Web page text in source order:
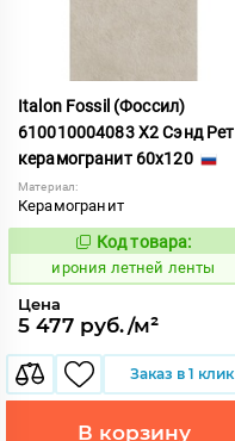
Italon Fossil (Фоссил)
610010004083 X2 Сэнд Рет
керамогранит 60x120
Материал:
Керамогранит
1099668
Код товара:
ирония летней ленты
Цена
5 477 руб./м²
Заказ в 1 клик
В корзину